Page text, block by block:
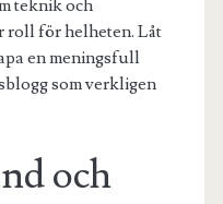
teknik och
roll för helheten. Låt
en meningsfull
som verkligen
och